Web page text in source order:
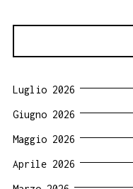
Luglio 2026
Giugno 2026
Maggio 2026
Aprile 2026